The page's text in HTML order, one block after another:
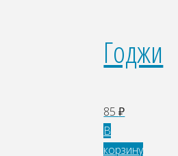
Годжи
85₽
В
корзину